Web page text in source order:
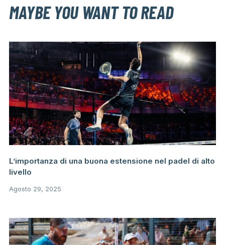
MAYBE YOU WANT TO READ
L’importanza di una buona estensione nel padel di alto
livello
Agosto 29, 2025